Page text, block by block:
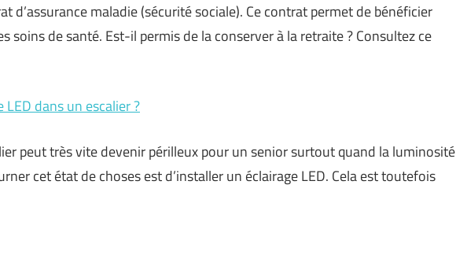
d’assurance maladie (sécurité sociale). Ce contrat permet de bénéficier
soins de santé. Est-il permis de la conserver à la retraite ? Consultez ce
dans un escalier ?
peut très vite devenir périlleux pour un senior surtout quand la luminosité
cet état de choses est d’installer un éclairage LED. Cela est toutefois